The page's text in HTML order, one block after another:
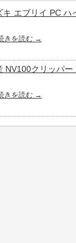
エブリイ PC ハ
きを読む →
NV100クリッパ
きを読む →